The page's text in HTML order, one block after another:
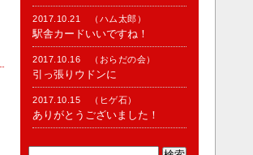
2017.10.21 （ハム太郎）
駅舎カードいいですね！
2017.10.16 （おらだの会）
引っ張りウドンに
2017.10.15 （ヒゲ石）
ありがとうございました！